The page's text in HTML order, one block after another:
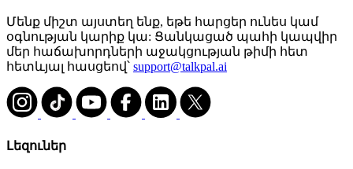
Մենք միշտ այստեղ ենք, եթե հարցեր ունես կամ
օգնության կարիք կա: Ցանկացած պահի կապվիր
մեր հաճախորդների աջակցության թիմի հետ
հետևյալ հասցեով՝ support@talkpal.ai
Լեզուներ